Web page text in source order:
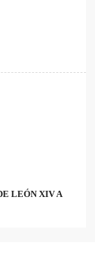
LEÓN XIV A